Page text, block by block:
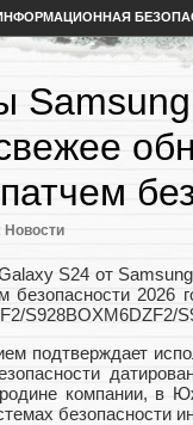
Новости
S24 от
безопасности
S928BOXM6DZF2/
подтверждает
компании, в
безопасности